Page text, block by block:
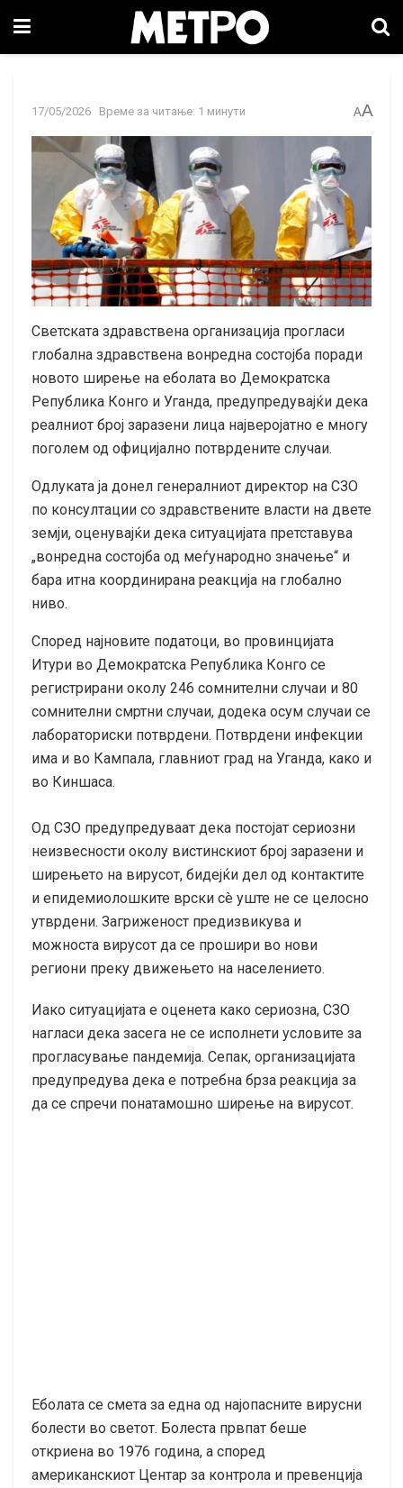
17/05/2026 Време за читање: 1 минути AA
Светската здравствена организација прогласи
глобална здравствена вонредна состојба поради
новото ширење на еболата во Демократска
Република Конго и Уганда, предупредувајќи дека
реалниот број заразени лица најверојатно е многу
поголем од официјално потврдените случаи.
Одлуката ја донел генералниот директор на СЗО
по консултации со здравствените власти на двете
земји, оценувајќи дека ситуацијата претставува
„вонредна состојба од меѓународно значење“ и
бара итна координирана реакција на глобално
ниво.
Според најновите податоци, во провинцијата
Итури во Демократска Република Конго се
регистрирани околу 246 сомнителни случаи и 80
сомнителни смртни случаи, додека осум случаи се
лабораториски потврдени. Потврдени инфекции
има и во Кампала, главниот град на Уганда, како и
во Киншаса.
Од СЗО предупредуваат дека постојат сериозни
неизвесности околу вистинскиот број заразени и
ширењето на вирусот, бидејќи дел од контактите
и епидемиолошките врски сè уште не се целосно
утврдени. Загриженост предизвикува и
можноста вирусот да се прошири во нови
региони преку движењето на населението.
Иако ситуацијата е оценета како сериозна, СЗО
нагласи дека засега не се исполнети условите за
прогласување пандемија. Сепак, организацијата
предупредува дека е потребна брза реакција за
да се спречи понатамошно ширење на вирусот.
Еболата се смета за една од најопасните вирусни
болести во светот. Болеста првпат беше
откриена во 1976 година, а според
американскиот Центар за контрола и превенција